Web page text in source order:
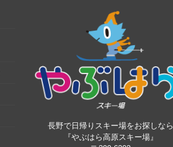
長野で日帰りスキー場をお探しなら
『やぶはら高原スキー場』